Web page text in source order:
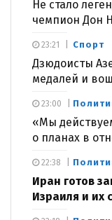
Не стало
чемпион Дон
Спорт
Дзюдоисты
медалей и
23:21
«Мы
о планах в
23:00
Иран готов
Израиля и их
22:38